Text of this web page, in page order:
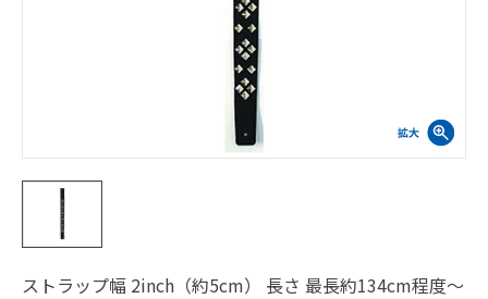
ストラップ幅 2inch（約5cm） 長さ 最長約134cm程度～